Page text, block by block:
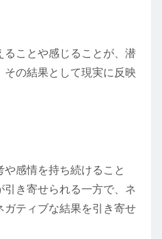
ることや感じることが、潜
の結果として現実に反映
感情を持ち続けること
き寄せられる一方で、ネ
ガティブな結果を引き寄せ